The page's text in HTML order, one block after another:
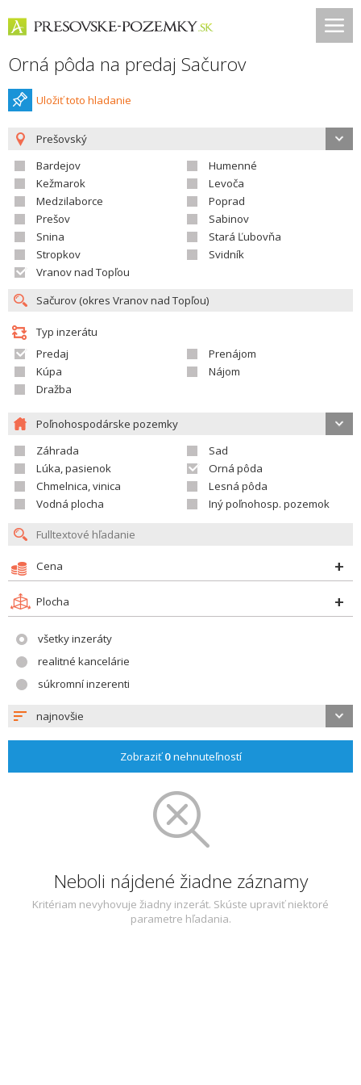
Orná pôda na predaj Sačurov
Uložiť toto hladanie
Prešovský
Bardejov
Humenné
Kežmarok
Levoča
Medzilaborce
Poprad
Prešov
Sabinov
Snina
Stará Ľubovňa
Stropkov
Svidník
Vranov nad Topľou
Typ inzerátu
Predaj
Prenájom
Kúpa
Nájom
Dražba
Poľnohospodárske pozemky
Záhrada
Sad
Lúka, pasienok
Orná pôda
Chmelnica, vinica
Lesná pôda
Vodná plocha
Iný poľnohosp. pozemok
Cena
Plocha
všetky inzeráty
realitné kancelárie
súkromní inzerenti
najnovšie
Zobraziť0nehnuteľností
Neboli nájdené žiadne záznamy
Kritériam nevyhovuje žiadny inzerát. Skúste upraviť niektoré
parametre hľadania.